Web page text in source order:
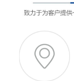
品质保证
销售服务
荣誉证书